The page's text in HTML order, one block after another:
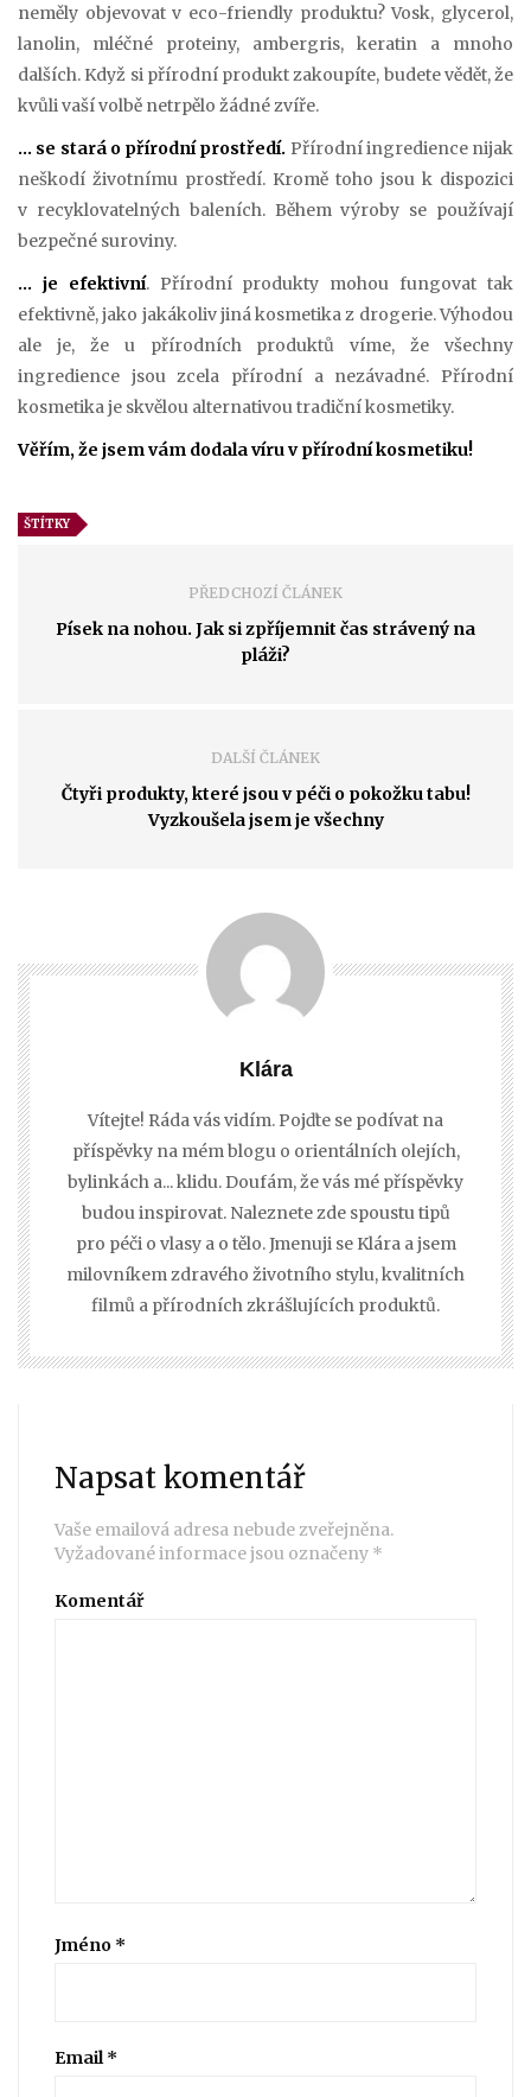
neměly objevovat v eco-friendly produktu? Vosk, glycerol,
lanolin, mléčné proteiny, ambergris, keratin a mnoho
dalších. Když si přírodní produkt zakoupíte, budete vědět, že
kvůli vaší volbě netrpělo žádné zvíře.
… se stará o přírodní prostředí. Přírodní ingredience nijak
neškodí životnímu prostředí. Kromě toho jsou k dispozici
v recyklovatelných baleních. Během výroby se používají
bezpečné suroviny.
… je efektivní. Přírodní produkty mohou fungovat tak
efektivně, jako jakákoliv jiná kosmetika z drogerie. Výhodou
ale je, že u přírodních produktů víme, že všechny
ingredience jsou zcela přírodní a nezávadné. Přírodní
kosmetika je skvělou alternativou tradiční kosmetiky.
Věřím, že jsem vám dodala víru v přírodní kosmetiku!
ŠTÍTKY
PŘEDCHOZÍ ČLÁNEK
Písek na nohou. Jak si zpříjemnit čas strávený na
pláži?
DALŠÍ ČLÁNEK
Čtyři produkty, které jsou v péči o pokožku tabu!
Vyzkoušela jsem je všechny
Klára
Vítejte! Ráda vás vidím. Pojďte se podívat na
příspěvky na mém blogu o orientálních olejích,
bylinkách a... klidu. Doufám, že vás mé příspěvky
budou inspirovat. Naleznete zde spoustu tipů
pro péči o vlasy a o tělo. Jmenuji se Klára a jsem
milovníkem zdravého životního stylu, kvalitních
filmů a přírodních zkrášlujících produktů.
Napsat komentář
Vaše emailová adresa nebude zveřejněna.
Vyžadované informace jsou označeny *
Komentář
Jméno *
Email*